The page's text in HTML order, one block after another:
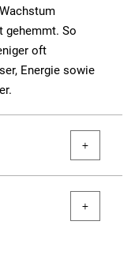
gehemmt. So
oft
Energie sowie